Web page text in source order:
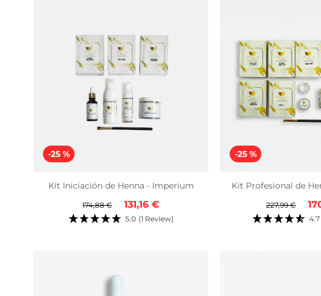
-25 %
Kit Iniciación de Henna - Imperium
Precio
regular
174,88 €
Precio
de
131,16 €
5.0 (1 Review)
-25 %
Kit Profesional de
Precio
regular
227,99 €
de
4.7